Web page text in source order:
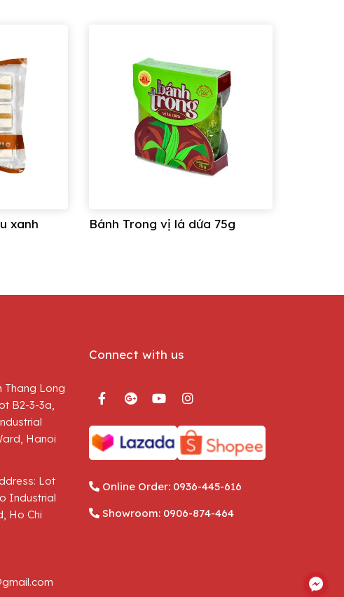
xanh
Bánh Trong vị lá dứa 75g
Thang Long
B2-3-3a,
Hanoi
Lot
Industrial
Ho Chi
Connect with us
Online Order: 0936-445-616
Showroom: 0906-874-464